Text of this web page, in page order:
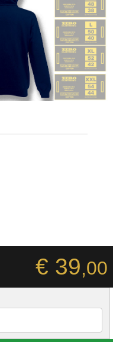
€ 39,00